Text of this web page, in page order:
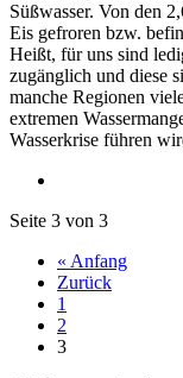
Süßwasser. Von den
Eis gefroren bzw.
Heißt, für uns sind
zugänglich und diese
manche Regionen
extremen
Wasserkrise führen
Seite 3 von 3
« Anfang
Zurück
1
2
3